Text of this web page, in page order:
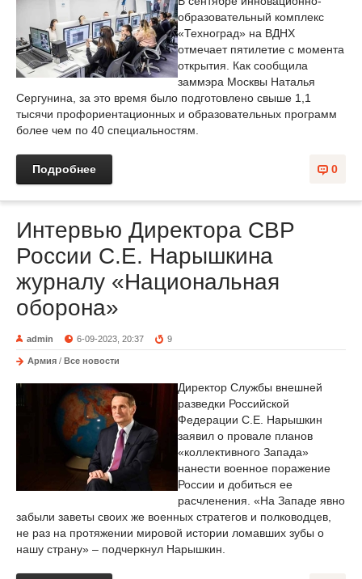
образовательный комплекс
«Техноград» на ВДНХ
отмечает пятилетие с момента
открытия. Как сообщила
заммэра Москвы Наталья
Сергунина, за это время было подготовлено свыше 1,1
тысячи профориентационных и образовательных программ
более чем по 40 специальностям.
0
Подробнее
Интервью Директора СВР
России С.Е. Нарышкина
журналу «Национальная
оборона»
admin 6-09-2023, 20:37 9
Армия / Все новости
Директор Службы внешней
разведки Российской
Федерации С.Е. Нарышкин
заявил о провале планов
«коллективного Запада»
нанести военное поражение
России и добиться ее
расчленения. «На Западе явно
забыли заветы своих же военных стратегов и полководцев,
не раз на протяжении мировой истории ломавших зубы о
нашу страну» – подчеркнул Нарышкин.